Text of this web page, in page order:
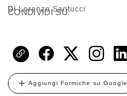
DiLorenzo Santucci
CONDIVIDI SU:
Aggiungi Formiche su Google